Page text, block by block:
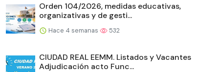
Orden 104/2026, medidas educativas,
organizativas y de gesti...
Hace 4 semanas 532
CIUDAD REAL EEMM. Listados y Vacantes
Adjudicación acto Func...